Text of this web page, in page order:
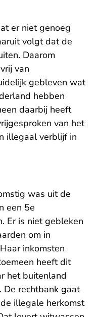
er niet genoeg
volgt dat de
Daarom
van
gebleven wat
hebben
daarbij heeft
van het
illegaal verblijf in
was uit de
een 5e
Er is niet gebleken
om in
inkomsten
heeft dit
het buitenland
De rechtbank gaat
illegale herkomst